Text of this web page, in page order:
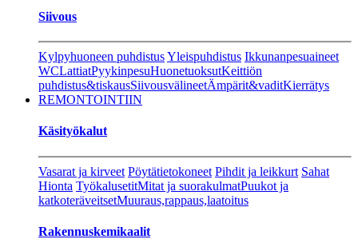
Siivous
Kylpyhuoneen puhdistusYleispuhdistus Ikkunanpesuaineet
WCLattiatPyykinpesuHuonetuoksutKeittiön
puhdistus&tiskausSiivousvälineetÄmpärit&vaditKierrätys
REMONTOINTIIN
Käsityökalut
Vasarat ja kirveet Pöytätietokoneet Pihdit ja leikkurt Sahat
Hionta TyökalusetitMitat ja suorakulmatPuukot ja
katkoteräveitsetMuuraus,rappaus,laatoitus
Rakennuskemikaalit